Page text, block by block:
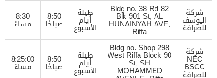
شركة
اليوسف
للصرافة
Bldg no. 38 Rd 82
Blk 901 St, AL
HUNAINYAH AVE,
Riffa
طيلة
أيام
الأسبوع
8:50
صباحًا
8:30
مساءً
شركة
NEC
BSCC
للصرافة
Bldg no. Shop 298
West Riffa Block 90
St, SH
MOHAMMED
طيلة
أيام
الأسبوع
8:50
صباحًا
8:25:00
مساءً